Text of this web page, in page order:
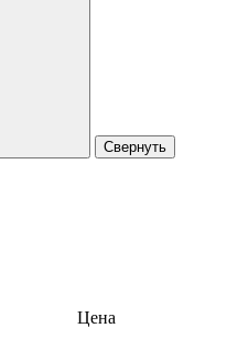
Свернуть
Цена